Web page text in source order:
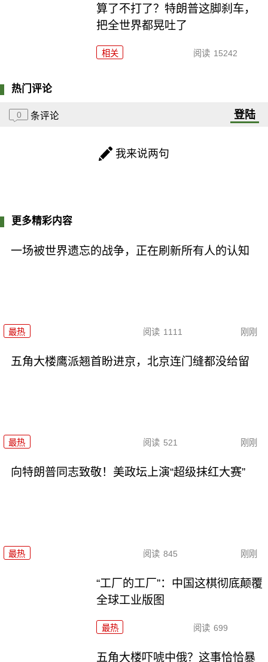
算了不打了？特朗普这脚刹车，
把全世界都晃吐了
相关 阅读 15242
热门评论
0 条评论 登陆
我来说两句
更多精彩内容
一场被世界遗忘的战争，正在刷新所有人的认知
最热 阅读 1111 刚刚
五角大楼鹰派翘首盼进京，北京连门缝都没给留
最热 阅读 521 刚刚
向特朗普同志致敬！美政坛上演“超级抹红大赛”
最热 阅读 845 刚刚
“工厂的工厂”：中国这棋彻底颠覆
全球工业版图
最热 阅读 699
五角大楼吓唬中俄？这事恰恰暴